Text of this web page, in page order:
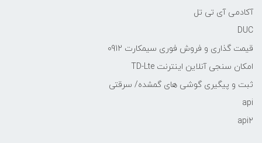
آکادمی آی تی تل
DUC
قیمت گذاری و فروش فوری سیمکارت 0912
امکان سنجی آنلاین اینترنت TD-Lte
ثبت و پیگیری گوشی های گمشده/ سرقتی
api
api2